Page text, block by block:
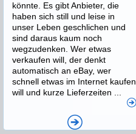
könnte. Es gibt Anbieter, die
haben sich still und leise in
unser Leben geschlichen und
sind daraus kaum noch
wegzudenken. Wer etwas
verkaufen will, der denkt
automatisch an eBay, wer
schnell etwas im Internet kaufen
will und kurze Lieferzeiten ...